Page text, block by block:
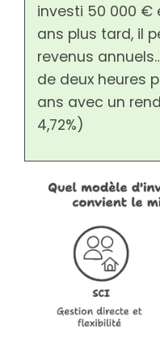
investi 50 000 €
ans plus tard, il
revenus
de deux heures
ans avec un
4,72%)